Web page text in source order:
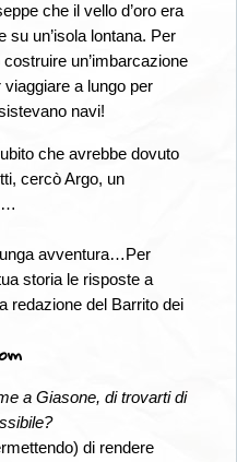
che il vello d’oro era
su un’isola lontana. Per
un’imbarcazione
a lungo per
navi!
che avrebbe dovuto
cercò Argo, un
avventura…Per
storia le risposte a
redazione del Barrito dei
a Giasone, di trovarti di
di rendere